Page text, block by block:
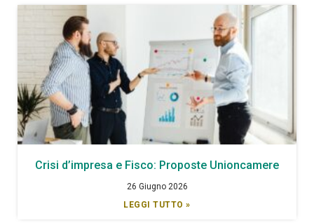
Crisi d’impresa e Fisco: Proposte Unioncamere
26 Giugno 2026
LEGGI TUTTO »